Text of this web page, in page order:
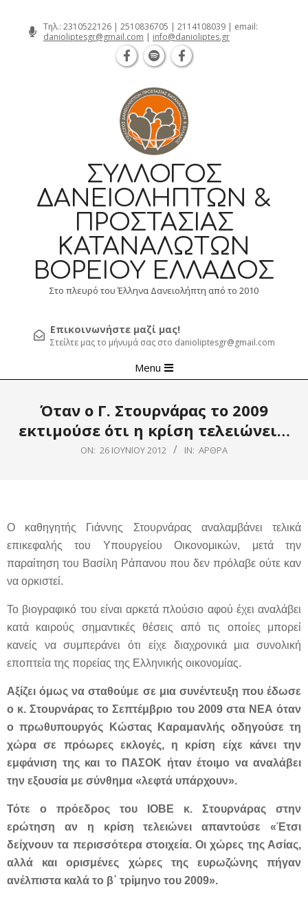
Τηλ.: 2310522126 | 2510836705 | 2114108039 | email:
danioliptesgr@gmail.com | info@danioliptes.gr
ΣΎΛΛΟΓΟΣ
ΔΑΝΕΙΟΛΗΠΤΏΝ &
ΠΡΟΣΤΑΣΊΑΣ
ΚΑΤΑΝΑΛΩΤΏΝ
ΒΟΡΕΊΟΥ ΕΛΛΆΔΟΣ
Στο πλευρό του Έλληνα Δανειολήπτη από το 2010
Επικοινωνήστε μαζί μας!
Στείλτε μας το μήνυμά σας στο danioliptesgr@gmail.com
Navigation
Menu
Όταν ο Γ. Στουρνάρας το 2009
εκτιμούσε ότι η κρίση τελειώνει…
ON: 26 ΙΟΥΝΊΟΥ 2012 IN: ΆΡΘΡΑ
Ο καθηγητής Γιάννης Στουρνάρας αναλαμβάνει τελικά
επικεφαλής του Υπουργείου Οικονομικών, μετά την
παραίτηση του Βασίλη Ράπανου που δεν πρόλαβε ούτε καν
να ορκιστεί.
Το βιογραφικό του είναι αρκετά πλούσιο αφού έχει αναλάβει
κατά καιρούς σημαντικές θέσεις από τις οποίες μπορεί
κανείς να συμπεράνει ότι είχε διαχρονικά μια συνολική
εποπτεία της πορείας της Ελληνικής οικονομίας.
Αξίζει όμως να σταθούμε σε μια συνέντευξη που έδωσε
ο κ. Στουρνάρας το Σεπτέμβριο του 2009 στα ΝΕΑ όταν
ο πρωθυπουργός Κώστας Καραμανλής οδηγούσε τη
χώρα σε πρόωρες εκλογές, η κρίση είχε κάνει την
εμφάνιση της και το ΠΑΣΟΚ ήταν έτοιμο να αναλάβει
την εξουσία με σύνθημα «λεφτά υπάρχουν».
Τότε ο πρόεδρος του ΙΟΒΕ κ. Στουρνάρας στην
ερώτηση αν η κρίση τελειώνει απαντούσε «Έτσι
δείχνουν τα περισσότερα στοιχεία. Οι χώρες της Ασίας,
αλλά και ορισμένες χώρες της ευρωζώνης πήγαν
ανέλπιστα καλά το β΄ τρίμηνο του 2009».